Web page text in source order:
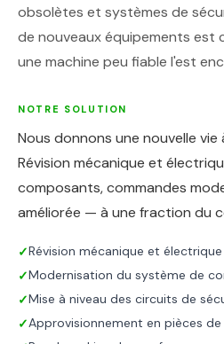
obsolètes et systèmes de
de nouveaux équipements est
une machine peu fiable l'est
NOTRE SOLUTION
Nous donnons une nouvelle vie
Révision mécanique et
composants, commandes
améliorée — à une fraction du
✓Révision mécanique et
✓Modernisation du système de
✓Mise à niveau des circuits de
✓Approvisionnement en pièces de